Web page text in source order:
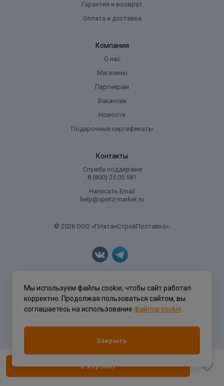
В корзину
Гарантия и возврат
Оплата и доставка
Компания
О нас
Магазины
Партнерам
Вакансии
Новости
Подарочные сертификаты
Контакты
Служба поддержки
8 (800) 25 05 581
Написать Email
help@spetz-market.ru
© 2026 ООО «ПлатанСтройПоставка».
.
Политика конфиденциальности
Мы используем файлы cookie, чтобы сайт работал
корректно. Продолжая пользоваться сайтом, вы
соглашаетесь на использование файлов cookie
Закрыть